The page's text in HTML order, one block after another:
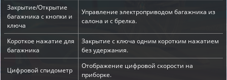
Закрытие/Открытие
багажника с кнопки и
ключа
Управление электроприводом багажника из
салона и с брелка.
Короткое нажатие для
багажника
Закрытие с ключа одним коротким нажатием
без удержания.
Цифровой спидометр
Отображение цифровой скорости на
приборке.